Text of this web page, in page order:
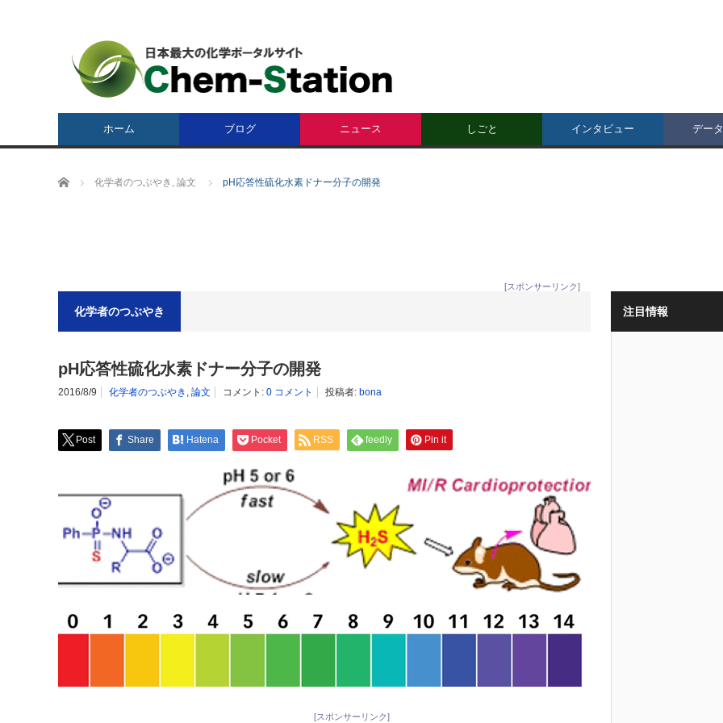
ホーム ブログ ニュース しごと インタビュー デー
ホーム 化学者のつぶやき , 論文 pH応答性硫化水素ドナー分子の開発
[スポンサーリンク]
化学者のつぶやき
pH応答性硫化水素ドナー分子の開発
2016/8/9 化学者のつぶやき , 論文 コメント: 0 コメント 投稿者: bona
Post Share Hatena Pocket RSS feedly Pin it
[スポンサーリンク]
注目情報